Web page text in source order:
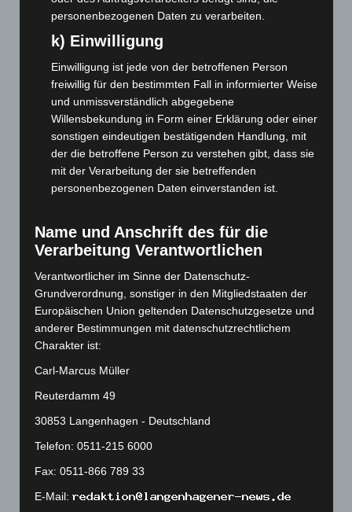
(99)
März 2026(115)
Januar 2026(122)
Dezember 2025(103)
November 2025(114)
Oktober 2025(112)
September 2025(93)
August 2025(90)
Juni 2025(103)
April 2025(88)
März 2025(111)
Februar 2025 (96)
August 2024(107)
Juli 2024 (89)
personenbezogenen Daten zu verarbeiten.
k) Einwilligung
Einwilligung ist jede von der betroffenen Person
freiwillig für den bestimmten Fall in informierter Weise
und unmissverständlich abgegebene
Willensbekundung in Form einer Erklärung oder einer
sonstigen eindeutigen bestätigenden Handlung, mit
der die betroffene Person zu verstehen gibt, dass sie
mit der Verarbeitung der sie betreffenden
personenbezogenen Daten einverstanden ist.
Name und Anschrift des für die
Verarbeitung Verantwortlichen
Verantwortlicher im Sinne der Datenschutz-
Grundverordnung, sonstiger in den Mitgliedstaaten der
Europäischen Union geltenden Datenschutzgesetze und
anderer Bestimmungen mit datenschutzrechtlichem
Charakter ist:
Carl-Marcus Müller
Reuterdamm 49
30853 Langenhagen - Deutschland
Telefon: 0511-215 6000
Fax: 0511-866 789 33
E-Mail: